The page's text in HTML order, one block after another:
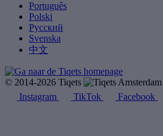
Português
Polski
Русский
Svenska
中文
© 2014-2026 Tiqets
Instagram
TikTok Facebook